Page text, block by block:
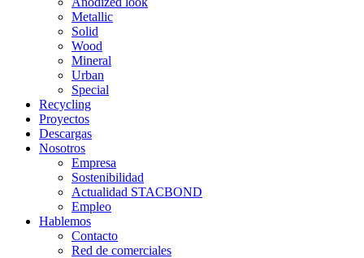
Metallic
Solid
Wood
Mineral
Urban
Special
Recycling
Proyectos
Descargas
Nosotros
Empresa
Sostenibilidad
Actualidad STACBOND
Empleo
Hablemos
Contacto
Red de comerciales